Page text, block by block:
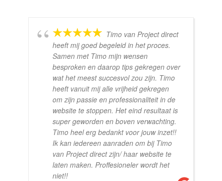
Timo van Project direct
heeft mij goed begeleid in het proces.
Samen met Timo mijn wensen
besproken en daarop tips gekregen over
wat het meest succesvol zou zijn. Timo
heeft vanuit mij alle vrijheid gekregen
om zijn passie en professionaliteit in de
website te stoppen. Het eind resultaat is
super geworden en boven verwachting.
Timo heel erg bedankt voor jouw inzet!!
Ik kan iedereen aanraden om bij Timo
van Project direct zijn/ haar website te
laten maken. Proffesioneler wordt het
niet!!